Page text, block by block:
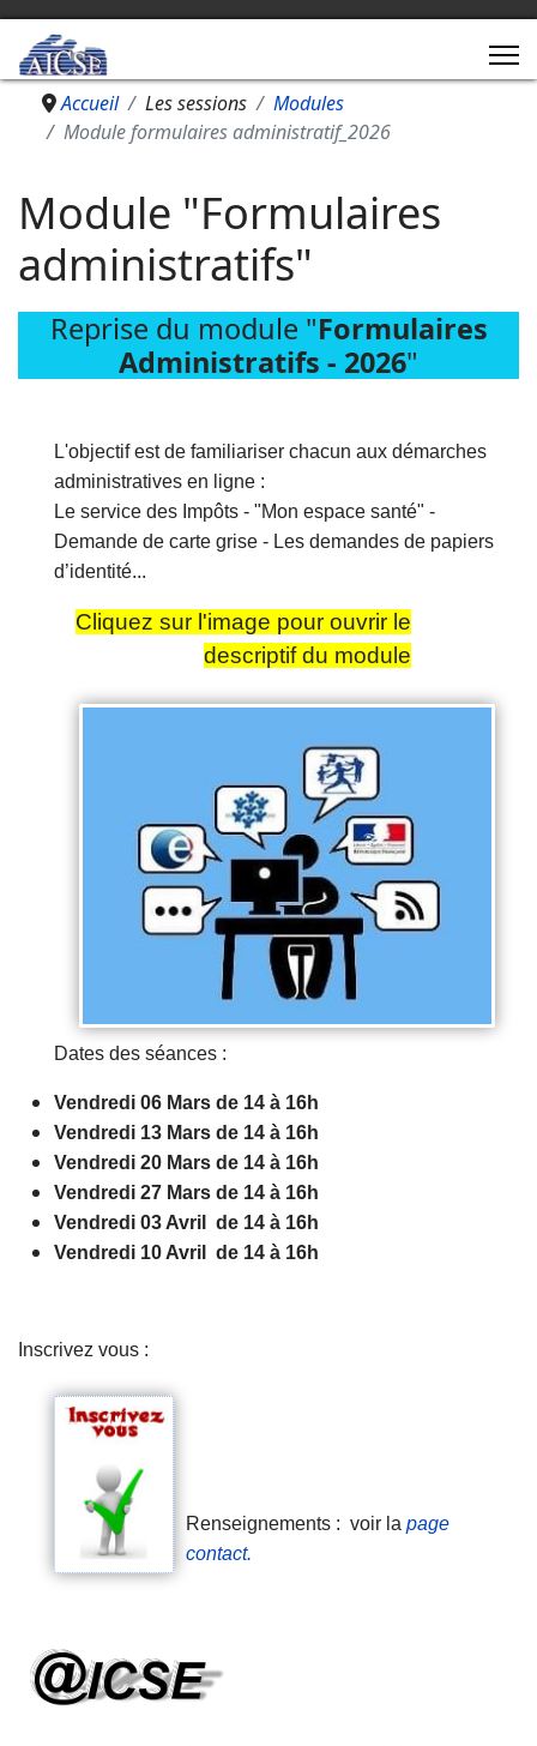
Accueil Les sessions
Modules
Module formulaires administratif_2026
Module "Formulaires
administratifs"
Reprise du module "Formulaires
Administratifs - 2026"
L'objectif est de familiariser chacun aux démarches
administratives en ligne :
Le service des Impôts - "Mon espace santé" -
Demande de carte grise - Les demandes de papiers
d’identité...
Cliquez sur l'image pour ouvrir le
descriptif du module
Dates des séances :
Vendredi 06 Mars de 14 à 16h
Vendredi 13 Mars de 14 à 16h
Vendredi 20 Mars de 14 à 16h
Vendredi 27 Mars de 14 à 16h
Vendredi 03 Avril de 14 à 16h
Vendredi 10 Avril de 14 à 16h
Inscrivez vous :
Renseignements : voir la page
contact.